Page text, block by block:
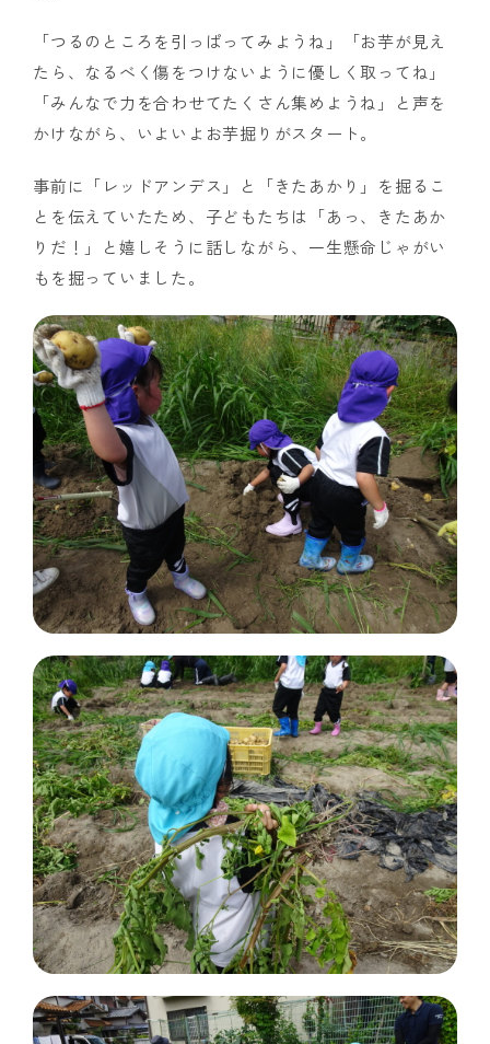
「つるのところを引っぱってみようね」「お芋が見え
たら、なるべく傷をつけないように優しく取ってね」
「みんなで力を合わせてたくさん集めようね」と声を
かけながら、いよいよお芋掘りがスタート。
事前に「レッドアンデス」と「きたあかり」を掘るこ
とを伝えていたため、子どもたちは「あっ、きたあか
りだ！」と嬉しそうに話しながら、一生懸命じゃがい
もを掘っていました。